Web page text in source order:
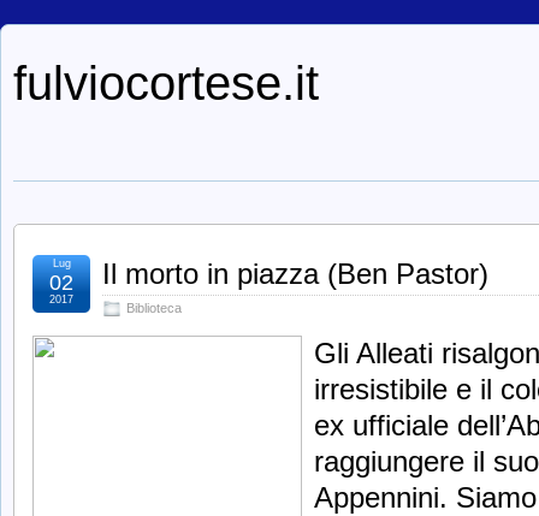
fulviocortese.it
Il morto in piazza (Ben Pastor)
Biblioteca
Lug
02
2017
Gli Alleati
irresistibile e il
ex ufficiale
raggiungere il
Appennini.